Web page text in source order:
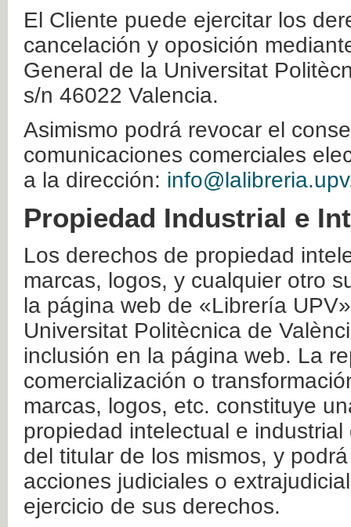
El Cliente puede ejercitar los
cancelación y oposición
General de la Universitat
s/n 46022 Valencia.
Asimismo podrá revocar el
comunicaciones comerciales
a la dirección:
Propiedad Industrial e
Los derechos de propiedad
marcas, logos, y cualquier otro
la página web de «Librería
Universitat Politècnica de
inclusión en la página web. La
comercialización o
marcas, logos, etc. constituye
propiedad intelectual e
del titular de los mismos, y
acciones judiciales o
ejercicio de sus derechos.